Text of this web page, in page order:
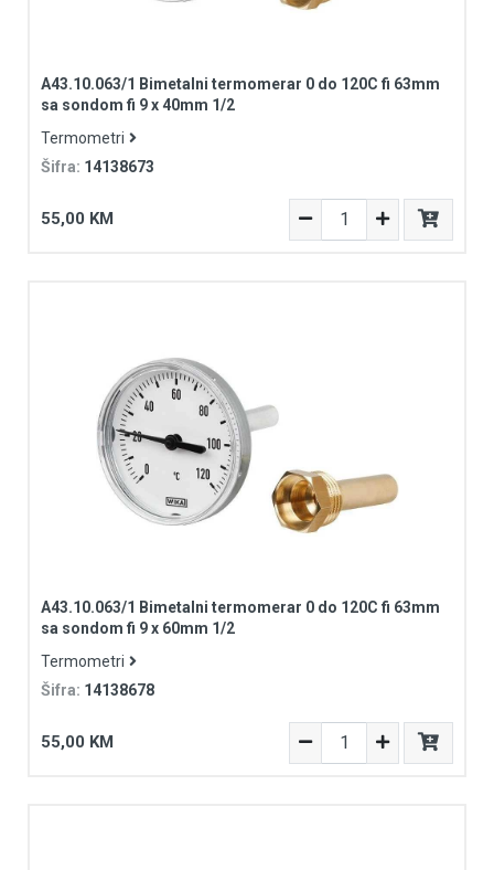
A43.10.063/1 Bimetalni termomerar 0 do 120C fi 63mm
sa sondom fi 9 x 40mm 1/2
Termometri
Šifra: 14138673
55,00 KM
A43.10.063/1 Bimetalni termomerar 0 do 120C fi 63mm
sa sondom fi 9 x 60mm 1/2
Termometri
Šifra: 14138678
55,00 KM